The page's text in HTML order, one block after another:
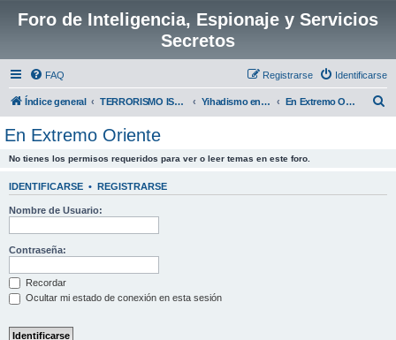
Foro de Inteligencia, Espionaje y Servicios
Secretos
FAQ Identificarse
Registrarse
Índice general TERRORISMO ISLAMICO O YIHADISTA Yihadismo en el Resto del Mundo En Extremo Oriente
En Extremo Oriente
No tienes los permisos requeridos para ver o leer temas en este foro.
IDENTIFICARSE • REGISTRARSE
Nombre de Usuario:
Contraseña:
Recordar
Ocultar mi estado de conexión en esta sesión